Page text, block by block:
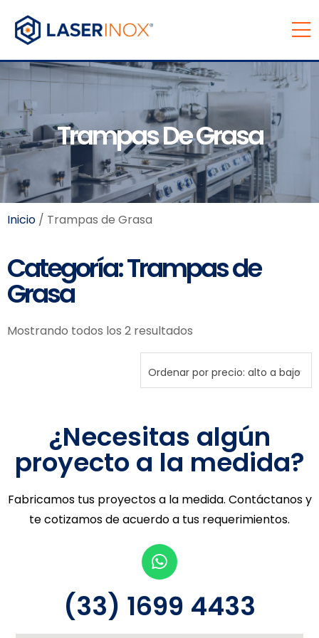
Trampas De Grasa
Inicio / Trampas de Grasa
Categoría: Trampas de
Grasa
Mostrando todos los 2 resultados
¿Necesitas algún
proyecto a la medida?
Fabricamos tus proyectos a la medida. Contáctanos y
te cotizamos de acuerdo a tus requerimientos.
(33) 1699 4433